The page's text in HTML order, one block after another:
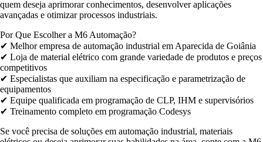
quem deseja aprimorar conhecimentos, desenvolver aplicações
avançadas e otimizar processos industriais.
Por Que Escolher a M6 Automação?
✔ Melhor empresa de automação industrial em Aparecida de Goiânia
✔ Loja de material elétrico com grande variedade de produtos e preços
competitivos
✔ Especialistas que auxiliam na especificação e parametrização de
equipamentos
✔ Equipe qualificada em programação de CLP, IHM e supervisórios
✔ Treinamento completo em programação Codesys
Se você precisa de soluções em automação industrial, materiais